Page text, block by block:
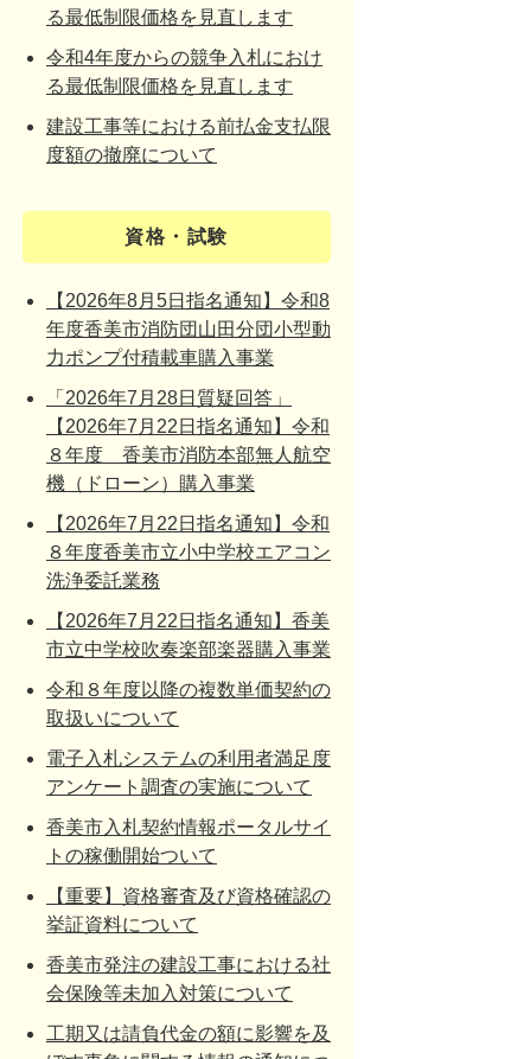
る最低制限価格を見直します
令和4年度からの競争入札におけ
る最低制限価格を見直します
建設工事等における前払金支払限
度額の撤廃について
資格・試験
【2026年8月5日指名通知】令和8
年度香美市消防団山田分団小型動
力ポンプ付積載車購入事業
「2026年7月28日質疑回答」
【2026年7月22日指名通知】令和
８年度 香美市消防本部無人航空
機（ドローン）購入事業
【2026年7月22日指名通知】令和
８年度香美市立小中学校エアコン
洗浄委託業務
【2026年7月22日指名通知】香美
市立中学校吹奏楽部楽器購入事業
令和８年度以降の複数単価契約の
取扱いについて
電子入札システムの利用者満足度
アンケート調査の実施について
香美市入札契約情報ポータルサイ
トの稼働開始ついて
【重要】資格審査及び資格確認の
挙証資料について
香美市発注の建設工事における社
会保険等未加入対策について
工期又は請負代金の額に影響を及